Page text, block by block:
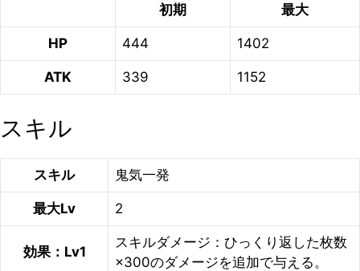
初期 最大
HP 444 1402
ATK 339 1152
スキル
スキル 鬼気一発
最大Lv 2
効果：Lv1
スキルダメージ：ひっくり返した枚数
×300のダメージを追加で与える。